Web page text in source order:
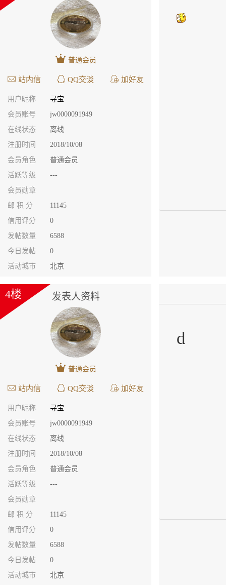
普通会员
站内信 QQ交谈 加好友
用户昵称
寻宝
会员账号
jw0000091949
在线状态
离线
注册时间
2018/10/08
会员角色
普通会员
活跃等级
---
会员勋章
邮 积 分
11145
信用评分
0
发帖数量
6588
今日发帖
0
活动城市
北京
发表人资料
4楼
普通会员
站内信 QQ交谈 加好友
用户昵称
寻宝
会员账号
jw0000091949
在线状态
离线
注册时间
2018/10/08
会员角色
普通会员
活跃等级
---
会员勋章
邮 积 分
11145
信用评分
0
发帖数量
6588
今日发帖
0
活动城市
北京
d